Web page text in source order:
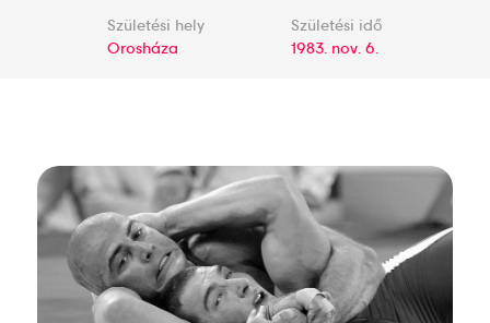
Születési hely
Orosháza
Születési idő
1983. nov. 6.